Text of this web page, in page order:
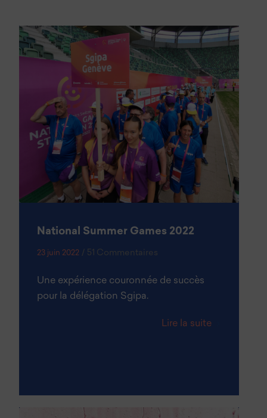
National Summer Games 2022
23 juin 2022 / 51 Commentaires
Une expérience couronnée de succès
pour la délégation Sgipa.
Lire la suite